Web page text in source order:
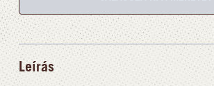
Leírás